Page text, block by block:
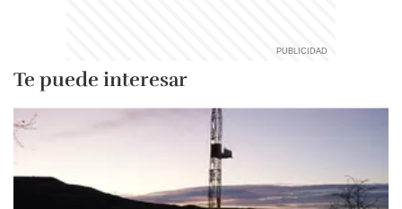
Te puede interesar